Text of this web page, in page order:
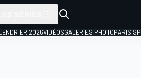
2026VIDÉOSGALERIES PHOTOPARIS